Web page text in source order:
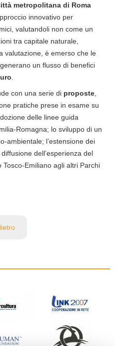
metropolitana di Roma
innovativo per
valutandoli non come un
tra capitale naturale,
valutazione, è emerso che le
un flusso di benefici
con una serie di proposte
pratiche prese in esame su
delle linee guida
Romagna; lo sviluppo di un
ambientale; l’estensione dei
dell’esperienza del
Tosco-Emiliano agli altri Parchi